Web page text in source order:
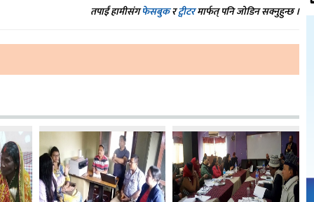
तपाईं हामीसंगफेसबुकरट्वीटरमार्फत् पनि जोडिन सक्नुहुन्छ ।